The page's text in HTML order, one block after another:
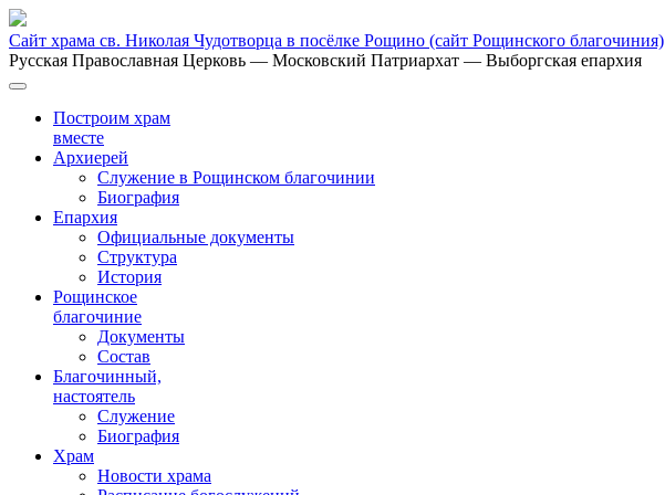
Сайт храма св. Николая Чудотворца в посёлке Рощино (сайт Рощинского благочиния)
Русская Православная Церковь — Московский Патриархат — Выборгская епархия
Построим храм
вместе
Архиерей
Служение в Рощинском благочинии
Биография
Епархия
Официальные документы
Структура
История
Рощинское
благочиние
Документы
Состав
Благочинный,
настоятель
Служение
Биография
Храм
Новости храма